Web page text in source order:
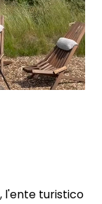
l'ente turistico